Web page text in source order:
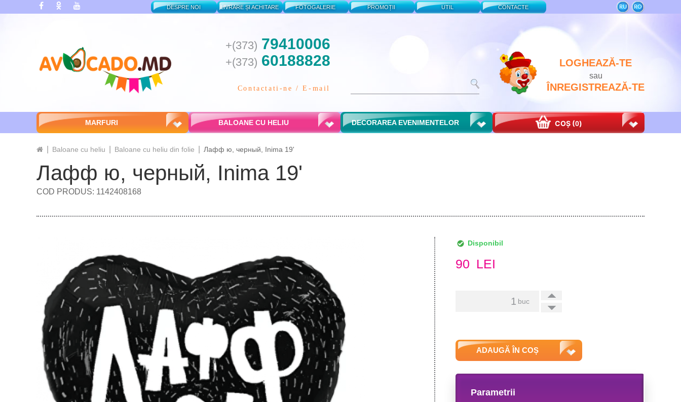
RU RO
DESPRE NOI LIVRARE ȘI ACHITARE FOTOGALERIE PROMOȚII UTIL CONTACTE
+(373) 79410006
+(373) 60188828
Contactati-ne / E-mail
LOGHEAZĂ-TE
sau
ÎNREGISTREAZĂ-TE
MARFURI BALOANE CU HELIU DECORAREA EVENIMENTELOR COȘ (0)
Baloane cu heliu Baloane cu heliu din folie Лафф ю, черный, Inima 19'
Лафф ю, черный, Inima 19'
COD PRODUS: 1142408168
Disponibil
90 LEI
+
-
buc
ADAUGĂ ÎN COȘ
Parametrii